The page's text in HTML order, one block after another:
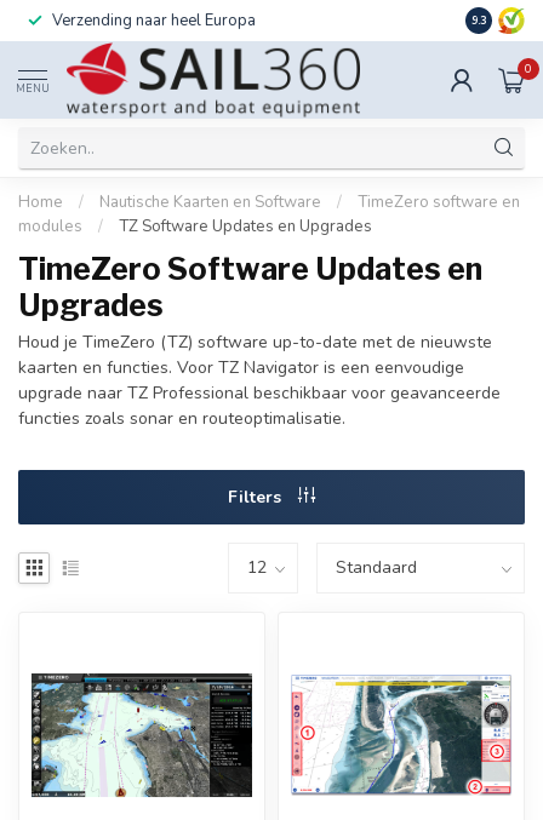
Verzending naar heel Europa Ook
9.3
MENU
0
Home / Nautische Kaarten en Software /
TimeZero software en
modules
/ TZ Software Updates en Upgrades
TimeZero Software Updates en
Upgrades
Houd je TimeZero (TZ) software up-to-date met de nieuwste
kaarten en functies. Voor TZ Navigator is een eenvoudige
upgrade naar TZ Professional beschikbaar voor geavanceerde
functies zoals sonar en routeoptimalisatie.
Filters